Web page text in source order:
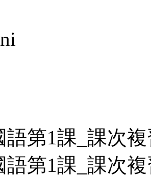
語第1課_課次
語第1課_課次